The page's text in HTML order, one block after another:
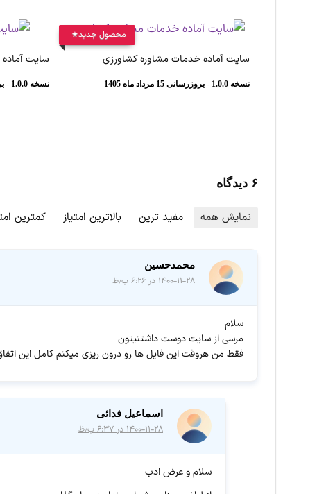
محصول جدید
سایت آماده خدمات مشاوره کشاورزی
نسخه 1.0.0 - بروزرسانی 15 مرداد ماه 1405
سایت
نسخه 1.0.0 - بروزرسانی 12 مرداد ماه 1405
۶ دیدگاه
نمایش همه مفید ترین بالاترین امتیاز کمترین
محمدحسین
۱۴۰۰-۱۱-۲۸ در ۶:۲۶ ب٫ظ
سلام
مرسی از سایت دوست داشتنیتون
فقط من هروقت این فایل ها رو درون ریزی میکنم کامل این
اسماعیل فدائی
۱۴۰۰-۱۱-۲۸ در ۶:۳۷ ب٫ظ
سلام و عرض ادب